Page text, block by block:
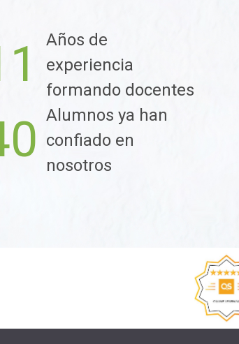
Años de
experiencia
formando docentes
Alumnos ya han
confiado en
nosotros